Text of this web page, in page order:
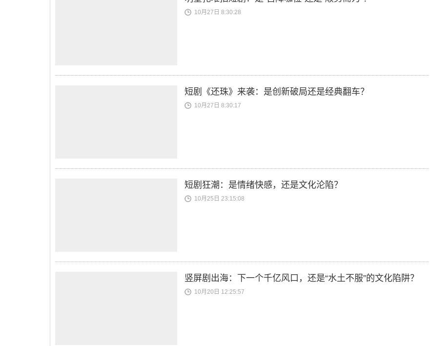
10月27日 8:30:28
短剧《还珠》来袭：是创新破局还是经典翻车？
10月27日 8:30:17
短剧狂潮：是情绪快感，还是文化沦陷？
10月25日 23:15:08
竖屏剧出海：下一个千亿风口，还是“水土不服”的文化陷阱？
10月20日 12:25:57